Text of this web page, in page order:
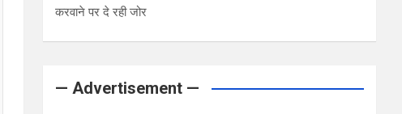
करवाने पर दे रही जोर
— Advertisement —